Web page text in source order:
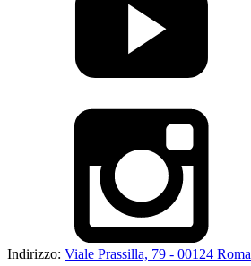
Indirizzo: Viale Prassilla, 79 - 00124 Roma